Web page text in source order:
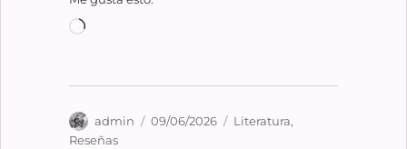
Cargando...
Autor
admin
Publicado
09/06/2026 Categorías
Literatura,
Reseñas